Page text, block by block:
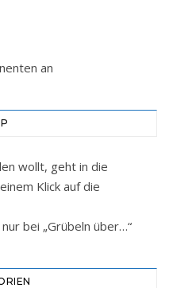
an
wollt, geht in die
Klick auf die
bei „Grübeln über…“